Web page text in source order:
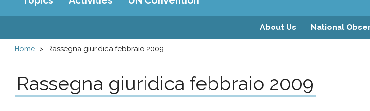
nazionale
di
e
menu
About Us National
Home Rassegna giuridica febbraio 2009
Rassegna giuridica febbraio 2009